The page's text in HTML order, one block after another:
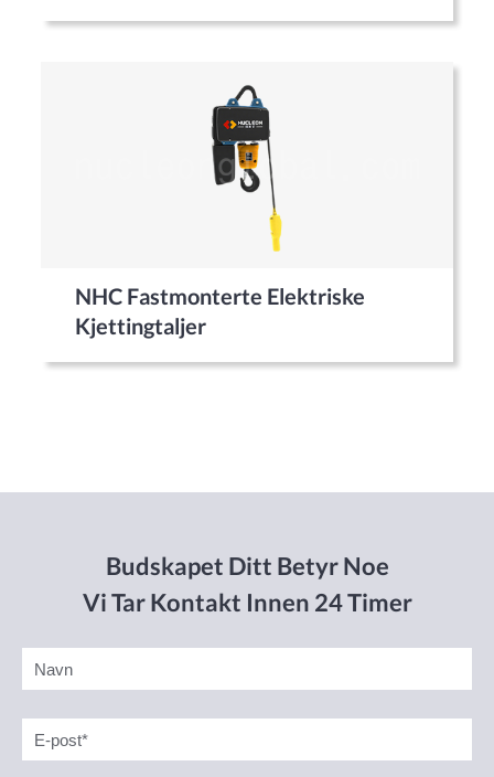
NHC Fastmonterte Elektriske
Kjettingtaljer
Budskapet Ditt Betyr Noe
Vi Tar Kontakt Innen 24 Timer